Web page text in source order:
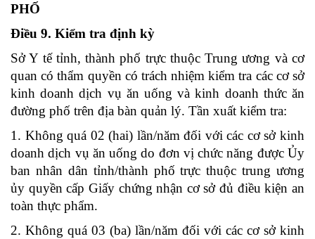
PHỐ
Điều 9. Kiểm tra định kỳ
Sở Y tế tỉnh, thành phố trực thuộc Trung ương và cơ
quan có thẩm quyền có trách nhiệm kiểm tra các cơ sở
kinh doanh dịch vụ ăn uống và kinh doanh thức ăn
đường phố trên địa bàn quản lý. Tần xuất kiểm tra:
1. Không quá 02 (hai) lần/năm đối với các cơ sở kinh
doanh dịch vụ ăn uống do đơn vị chức năng được Ủy
ban nhân dân tỉnh/thành phố trực thuộc trung ương
ủy quyền cấp Giấy chứng nhận cơ sở đủ điều kiện an
toàn thực phẩm.
2. Không quá 03 (ba) lần/năm đối với các cơ sở kinh